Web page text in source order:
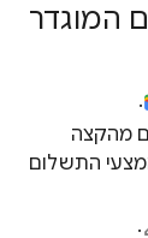
המוגדר
.
מהקצה
התשלום
.